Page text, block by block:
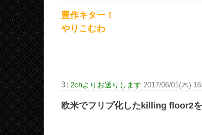
豊作キター！
やりこむわ
3: 2chよりお送りします 2017/06/01(木)
欧米でフリプ化したkilling floor2